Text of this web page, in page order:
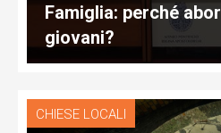
Famiglia: perché
giovani?
CHIESE LOCALI